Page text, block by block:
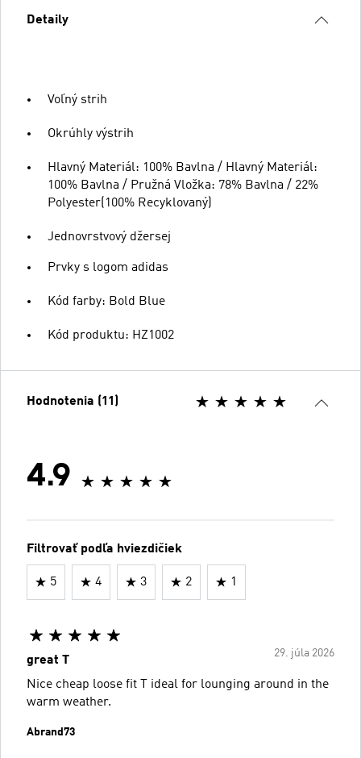
Detaily
Voľný strih
Okrúhly výstrih
Hlavný Materiál: 100% Bavlna / Hlavný Materiál:
100% Bavlna / Pružná Vložka: 78% Bavlna / 22%
Polyester(100% Recyklovaný)
Jednovrstvový džersej
Prvky s logom adidas
Kód farby: Bold Blue
Kód produktu: HZ1002
Hodnotenia (11)
4.9
Filtrovať podľa hviezdičiek
5 4 3 2 1
29. júla 2026
great T
Nice cheap loose fit T ideal for lounging around in the
warm weather.
Abrand73